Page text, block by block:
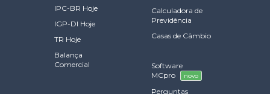
IPC-BR Hoje
IGP-DI Hoje
TR Hoje
Balança
Comercial
Calculadora de
Previdência
Casas de Câmbio
Software
MCpro
novo
Perguntas